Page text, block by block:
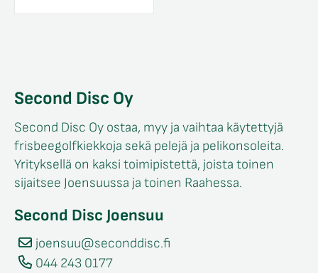
Second Disc Oy
Second Disc Oy ostaa, myy ja vaihtaa käytettyjä
frisbeegolfkiekkoja sekä pelejä ja pelikonsoleita.
Yrityksellä on kaksi toimipistettä, joista toinen
sijaitsee Joensuussa ja toinen Raahessa.
Second Disc Joensuu
joensuu@seconddisc.fi
044 243 0177